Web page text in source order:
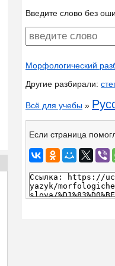
Введите слово без
Морфологический
Другие разбирали:
Всё для учебы »
Если страница